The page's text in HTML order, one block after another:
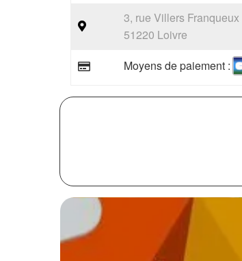
3, rue Villers Franqueux
51220 Loivre
Moyens de paiement :